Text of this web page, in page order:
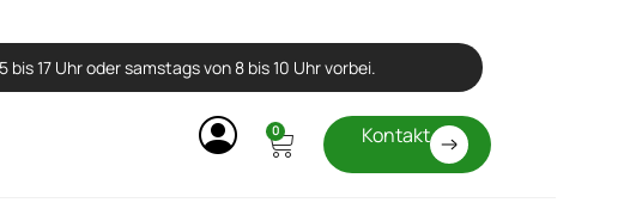
17 Uhr oder samstags von 8 bis 10 Uhr vorbei.
0 Kontakt